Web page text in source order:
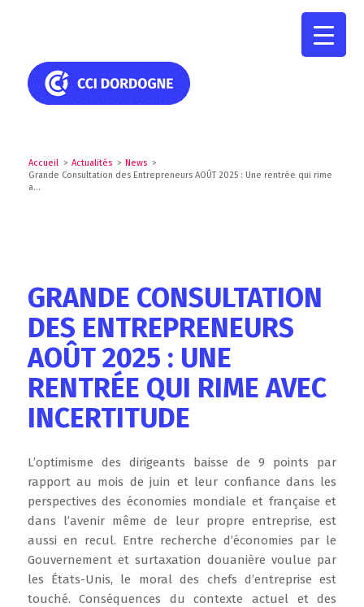
Accueil > Actualités > News >
Grande Consultation des Entrepreneurs AOÛT 2025 : Une rentrée qui rime
a...
GRANDE CONSULTATION
DES ENTREPRENEURS
AOÛT 2025 : UNE
RENTRÉE QUI RIME AVEC
INCERTITUDE
L’optimisme des dirigeants baisse de 9 points par
rapport au mois de juin et leur confiance dans les
perspectives des économies mondiale et française et
dans l’avenir même de leur propre entreprise, est
aussi en recul. Entre recherche d’économies par le
Gouvernement et surtaxation douanière voulue par
les États-Unis, le moral des chefs d’entreprise est
touché. Conséquences du contexte actuel et des